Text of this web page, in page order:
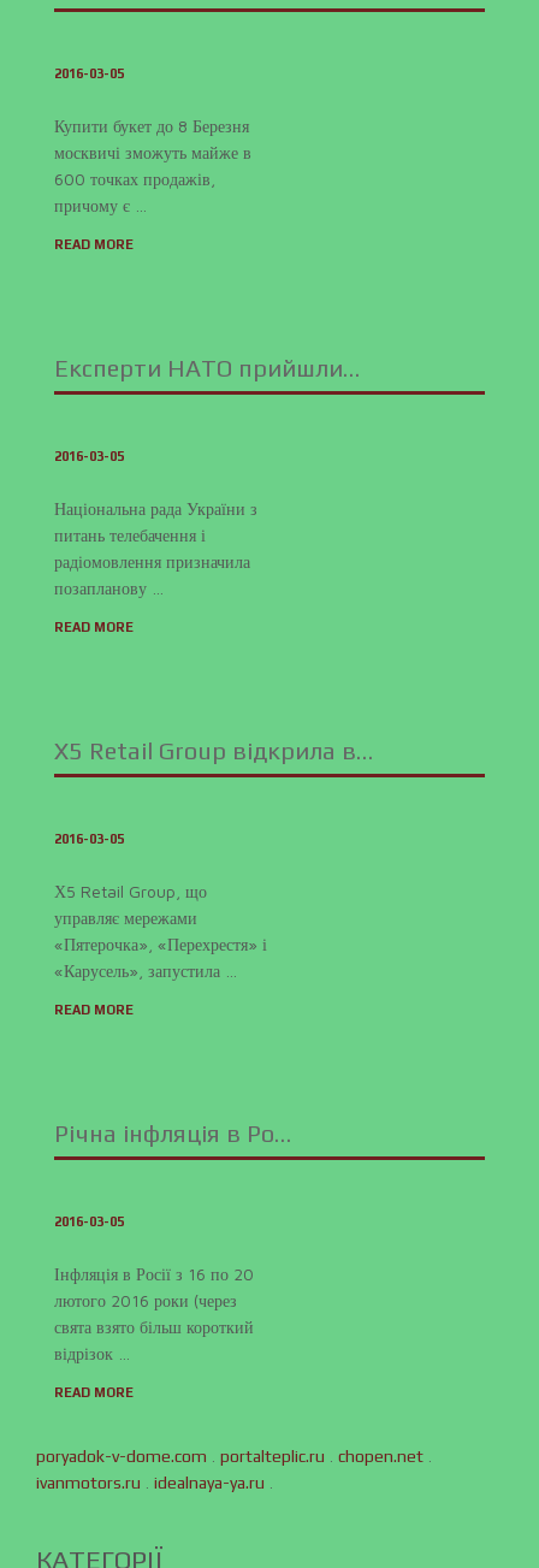
2016-03-05
Купити букет до 8 Березня
москвичі зможуть майже в
600 точках продажів,
причому є …
READ MORE
Експерти НАТО прийшли…
2016-03-05
Національна рада України з
питань телебачення і
радіомовлення призначила
позапланову …
READ MORE
X5 Retail Group відкрила в…
2016-03-05
Х5 Retail Group, що
управляє мережами
«Пятерочка», «Перехрестя» і
«Карусель», запустила …
READ MORE
Річна інфляція в Ро…
2016-03-05
Інфляція в Росії з 16 по 20
лютого 2016 роки (через
свята взято більш короткий
відрізок …
READ MORE
poryadok-v-dome.com portalteplic.ru chopen.net
ivanmotors.ru idealnaya-ya.ru
КАТЕГОРІЇ